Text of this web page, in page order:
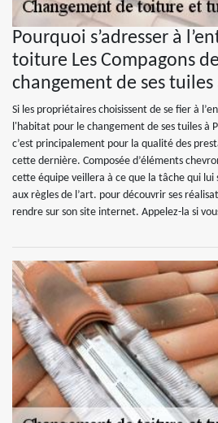
Pourquoi s’adresser à
toiture Les Compagons
changement de ses tuiles
Si les propriétaires choisissent de se fier à
l'habitat pour le changement de ses tuiles à
c’est principalement pour la qualité des
cette dernière. Composée d’éléments
cette équipe veillera à ce que la tâche qui
aux règles de l’art. pour découvrir ses
rendre sur son site internet. Appelez-la si